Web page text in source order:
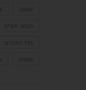
אמונה
חכמה יהודית
מרד המכבים
שמחה